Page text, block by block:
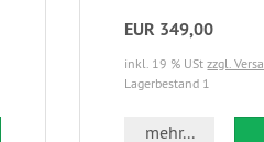
EUR 349,00
inkl. 19 % UStzzgl.
Lagerbestand 1
mehr...